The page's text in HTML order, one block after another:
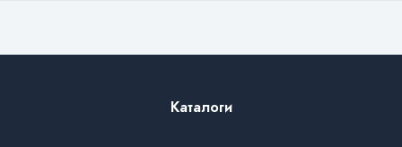
Каталоги